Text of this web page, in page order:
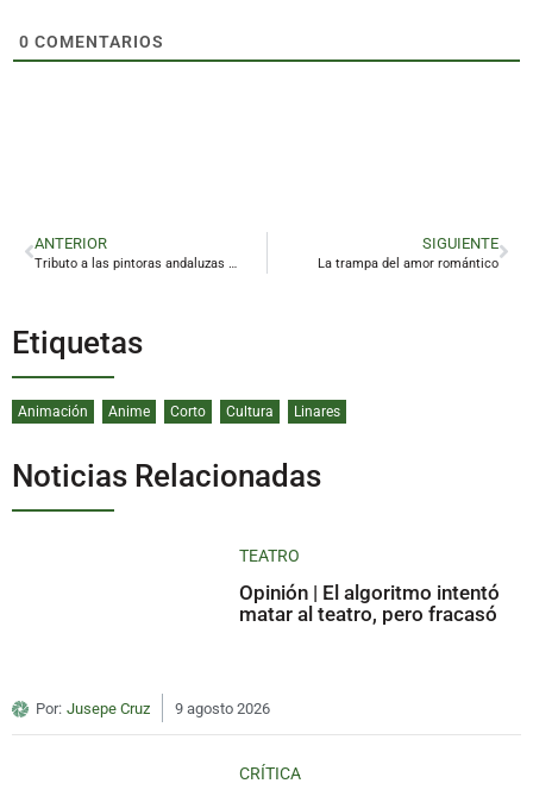
0 COMENTARIOS
ANTERIOR
Tributo a las pintoras andaluzas del siglo XIX
SIGUIENTE
La trampa del amor romántico
Etiquetas
Animación Anime Corto Cultura Linares
Noticias Relacionadas
TEATRO
Opinión | El algoritmo intentó
matar al teatro, pero fracasó
Por: Jusepe Cruz 9 agosto 2026
CRÍTICA